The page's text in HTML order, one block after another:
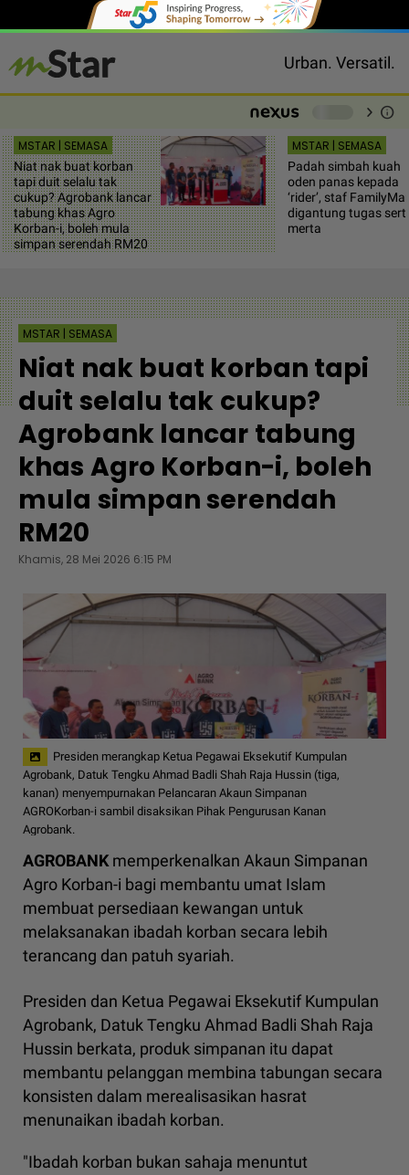
Urban. Versatil.
chevron_right info
MSTAR | SEMASA
Niat nak buat korban
tapi duit selalu tak
cukup? Agrobank lancar
tabung khas Agro
Korban-i, boleh mula
simpan serendah RM20
MSTAR | SEMASA
Padah simbah kuah
oden panas kepada
‘rider’, staf
digantung tugas
merta
MSTAR | SEMASA
Niat nak buat korban tapi
duit selalu tak cukup?
Agrobank lancar tabung
khas Agro Korban-i, boleh
mula simpan serendah
RM20
Khamis, 28 Mei 2026 6:15 PM
Presiden merangkap Ketua Pegawai Eksekutif Kumpulan
Agrobank, Datuk Tengku Ahmad Badli Shah Raja Hussin (tiga,
kanan) menyempurnakan Pelancaran Akaun Simpanan
AGROKorban-i sambil disaksikan Pihak Pengurusan Kanan
Agrobank.
AGROBANK memperkenalkan Akaun Simpanan
Agro Korban-i bagi membantu umat Islam
membuat persediaan kewangan untuk
melaksanakan ibadah korban secara lebih
terancang dan patuh syariah.
Presiden dan Ketua Pegawai Eksekutif Kumpulan
Agrobank, Datuk Tengku Ahmad Badli Shah Raja
Hussin berkata, produk simpanan itu dapat
membantu pelanggan membina tabungan secara
konsisten dalam merealisasikan hasrat
menunaikan ibadah korban.
"Ibadah korban bukan sahaja menuntut